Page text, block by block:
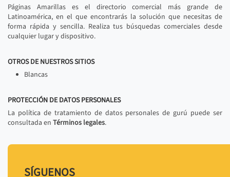
Páginas Amarillas es el directorio comercial más grande de
Latinoamérica, en el que encontrarás la solución que necesitas de
forma rápida y sencilla. Realiza tus búsquedas comerciales desde
cualquier lugar y dispositivo.
OTROS DE NUESTROS SITIOS
Blancas
PROTECCIÓN DE DATOS PERSONALES
La política de tratamiento de datos personales de gurú puede ser
consultada en Términos legales.
SÍGUENOS